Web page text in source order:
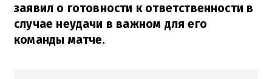
заявил о готовности к ответственности в
случае неудачи в важном для его
команды матче.